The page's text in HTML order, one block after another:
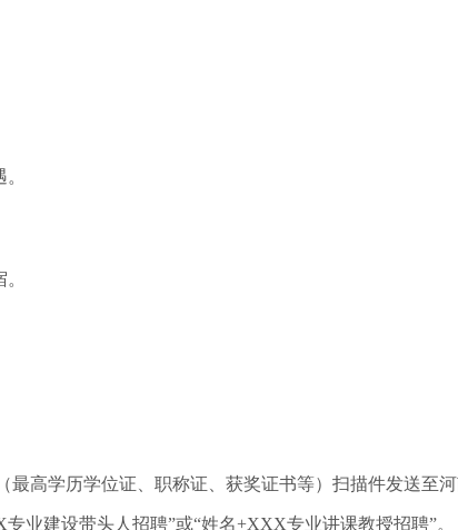
高学历学位证、职称证、获奖证书等）扫描件发送至
业建设带头人招聘”或“姓名+XXX专业讲课教授招聘”。